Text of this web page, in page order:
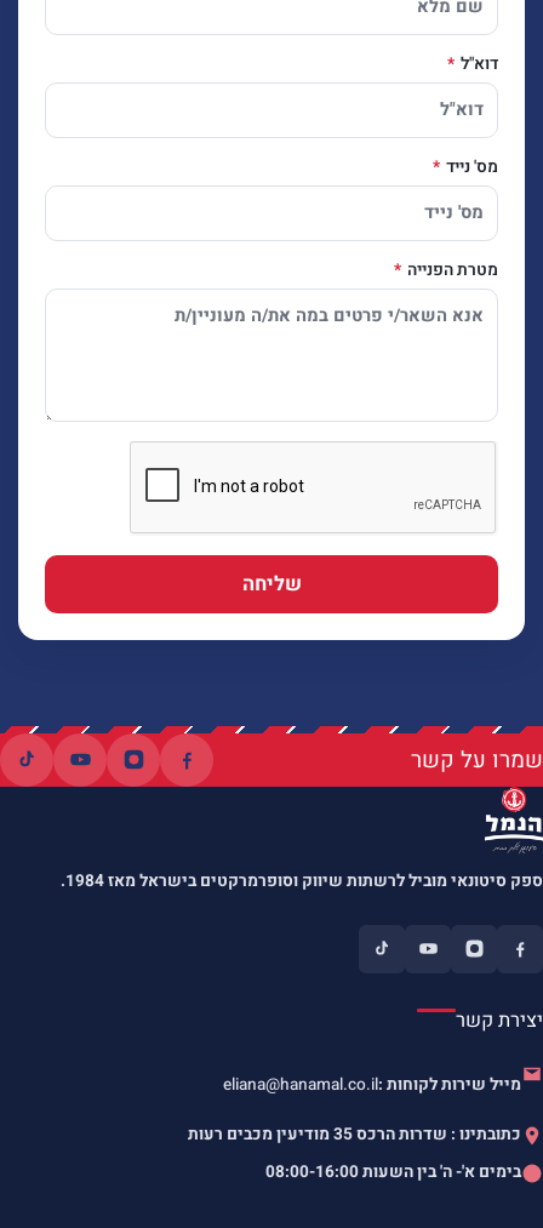
דוא"ל
מס' נייד
מטרת הפנייה
שליחה
שמרו על קשר
ספק סיטונאי מוביל לרשתות שיווק וסופרמרקטים בישראל מאז 1984.
יצירת קשר
מייל שירות לקוחות :eliana@hanamal.co.il
כתובתינו : שדרות הרכס 35 מודיעין מכבים רעות
בימים א'- ה' בין השעות08:00-16:00